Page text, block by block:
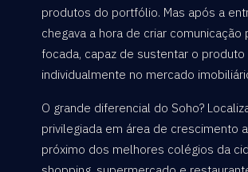
produtos do portfólio. Mas após a
chegava a hora de criar comunicação
focada, capaz de sustentar o produto
individualmente no mercado
O grande diferencial do Soho?
privilegiada em área de crescimento
próximo dos melhores colégios da